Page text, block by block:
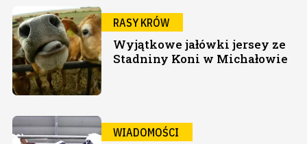
RASY KRÓW
Wyjątkowe jałówki jersey ze
Stadniny Koni w Michałowie
WIADOMOŚCI